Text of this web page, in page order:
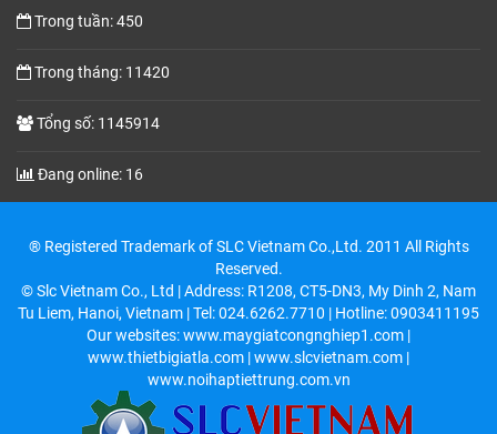
Trong tuần: 450
Trong tháng: 11420
Tổng số: 1145914
Đang online: 16
® Registered Trademark of SLC Vietnam Co.,Ltd. 2011 All Rights
Reserved.
© Slc Vietnam Co., Ltd | Address: R1208, CT5-DN3, My Dinh 2, Nam
Tu Liem, Hanoi, Vietnam | Tel: 024.6262.7710 | Hotline: 0903411195
Our websites: www.maygiatcongnghiep1.com |
www.thietbigiatla.com | www.slcvietnam.com |
www.noihaptiettrung.com.vn